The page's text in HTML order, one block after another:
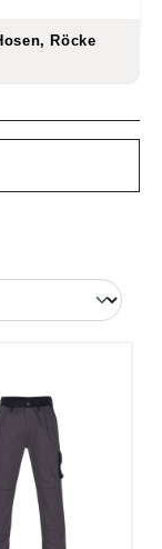
Röcke